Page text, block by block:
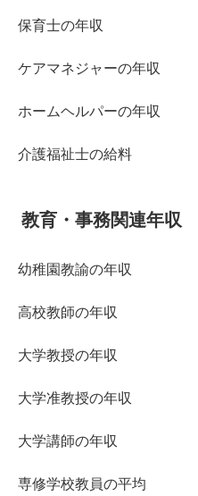
保育士の年収
ケアマネジャーの年収
ホームヘルパーの年収
介護福祉士の給料
教育・事務関連年収
幼稚園教諭の年収
高校教師の年収
大学教授の年収
大学准教授の年収
大学講師の年収
専修学校教員の平均